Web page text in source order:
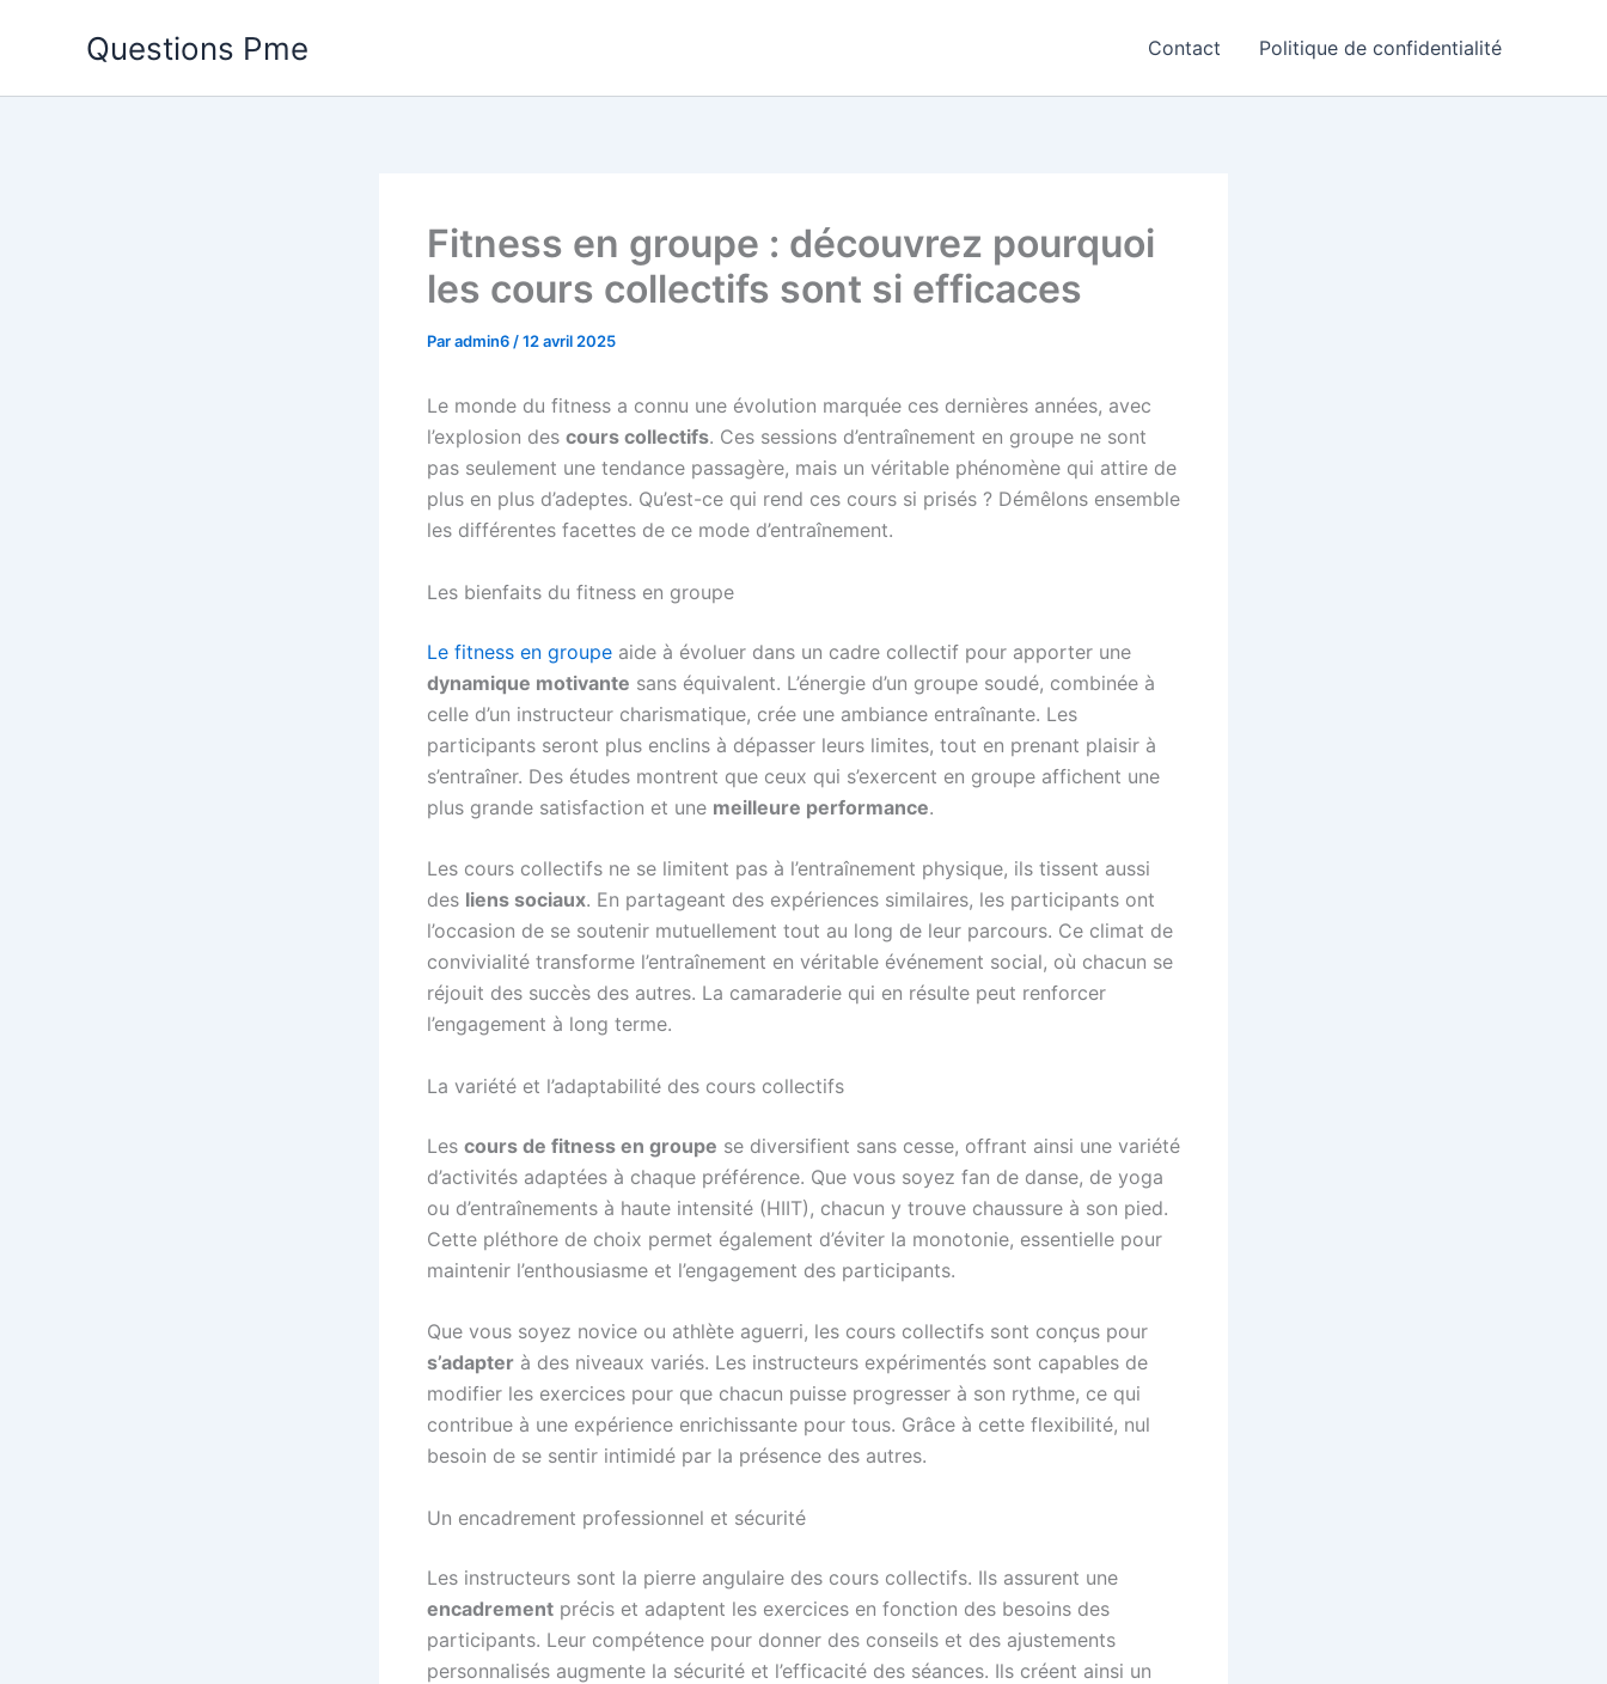
Questions Pme Contact Politique de confidentialité
Fitness en groupe : découvrez pourquoi
les cours collectifs sont si efficaces
Paradmin6 /12 avril 2025
Le monde du fitness a connu une évolution marquée ces dernières années, avec
l’explosion des cours collectifs. Ces sessions d’entraînement en groupe ne sont
pas seulement une tendance passagère, mais un véritable phénomène qui attire de
plus en plus d’adeptes. Qu’est-ce qui rend ces cours si prisés ? Démêlons ensemble
les différentes facettes de ce mode d’entraînement.
Les bienfaits du fitness en groupe
Le fitness en groupe aide à évoluer dans un cadre collectif pour apporter une
dynamique motivante sans équivalent. L’énergie d’un groupe soudé, combinée à
celle d’un instructeur charismatique, crée une ambiance entraînante. Les
participants seront plus enclins à dépasser leurs limites, tout en prenant plaisir à
s’entraîner. Des études montrent que ceux qui s’exercent en groupe affichent une
plus grande satisfaction et une meilleure performance.
Les cours collectifs ne se limitent pas à l’entraînement physique, ils tissent aussi
des liens sociaux. En partageant des expériences similaires, les participants ont
l’occasion de se soutenir mutuellement tout au long de leur parcours. Ce climat de
convivialité transforme l’entraînement en véritable événement social, où chacun se
réjouit des succès des autres. La camaraderie qui en résulte peut renforcer
l’engagement à long terme.
La variété et l’adaptabilité des cours collectifs
Les cours de fitness en groupe se diversifient sans cesse, offrant ainsi une variété
d’activités adaptées à chaque préférence. Que vous soyez fan de danse, de yoga
ou d’entraînements à haute intensité (HIIT), chacun y trouve chaussure à son pied.
Cette pléthore de choix permet également d’éviter la monotonie, essentielle pour
maintenir l’enthousiasme et l’engagement des participants.
Que vous soyez novice ou athlète aguerri, les cours collectifs sont conçus pour
s’adapter à des niveaux variés. Les instructeurs expérimentés sont capables de
modifier les exercices pour que chacun puisse progresser à son rythme, ce qui
contribue à une expérience enrichissante pour tous. Grâce à cette flexibilité, nul
besoin de se sentir intimidé par la présence des autres.
Un encadrement professionnel et sécurité
Les instructeurs sont la pierre angulaire des cours collectifs. Ils assurent une
encadrement précis et adaptent les exercices en fonction des besoins des
participants. Leur compétence pour donner des conseils et des ajustements
personnalisés augmente la sécurité et l’efficacité des séances. Ils créent ainsi un